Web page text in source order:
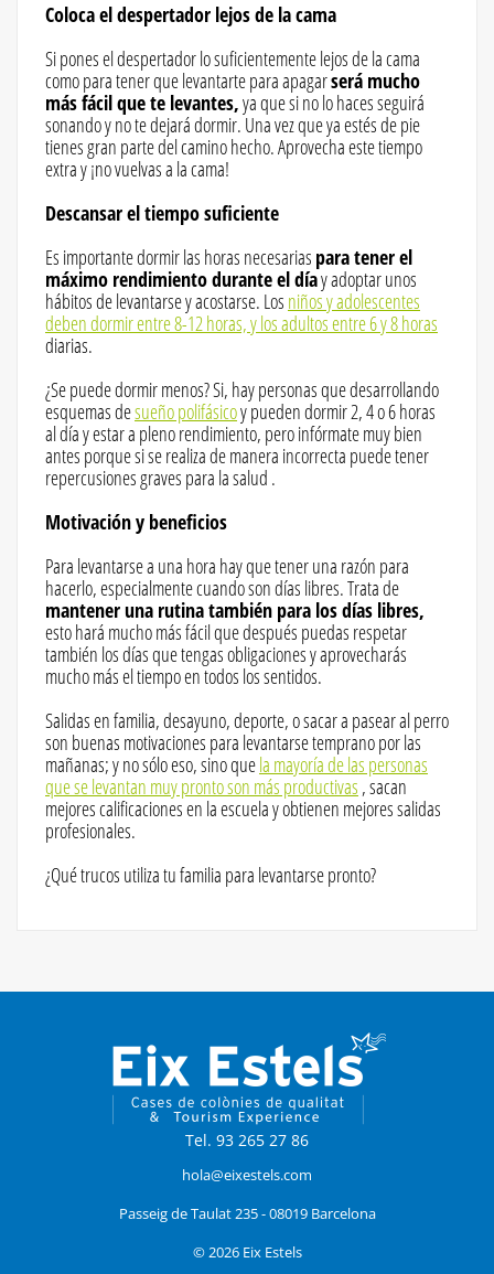
Coloca el despertador lejos de la cama
Si pones el despertador lo suficientemente lejos de la cama
como para tener que levantarte para apagarserá mucho
más fácil que te levantes,ya que si no lo haces seguirá
sonando y no te dejará dormir. Una vez que ya estés de pie
tienes gran parte del camino hecho. Aprovecha este tiempo
extra y ¡no vuelvas a la cama!
Descansar el tiempo suficiente
Es importante dormir las horas necesarias para tener el
máximo rendimiento durante el díay adoptar unos
hábitos de levantarse y acostarse. Los niños y adolescentes
deben dormir entre 8-12 horas, y los adultos entre 6 y 8 horas
diarias.
¿Se puede dormir menos? Si, hay personas que desarrollando
esquemas desueño polifásicoy pueden dormir 2, 4 o 6 horas
al día y estar a pleno rendimiento, pero infórmate muy bien
antes porque si se realiza de manera incorrecta puede tener
repercusiones graves para la salud .
Motivación y beneficios
Para levantarse a una hora hay que tener una razón para
hacerlo, especialmente cuando son días libres. Trata de
mantener una rutina también para los días libres,
esto hará mucho más fácil que después puedas respetar
también los días que tengas obligaciones y aprovecharás
mucho más el tiempo en todos los sentidos.
Salidas en familia, desayuno, deporte, o sacar a pasear al perro
son buenas motivaciones para levantarse temprano por las
mañanas; y no sólo eso, sino quela mayoría de las personas
que se levantan muy pronto son más productivas , sacan
mejores calificaciones en la escuela y obtienen mejores salidas
profesionales.
¿Qué trucos utiliza tu familia para levantarse pronto?
Tel. 93 265 27 86
hola@eixestels.com
Passeig de Taulat 235 - 08019 Barcelona
© 2026 Eix Estels